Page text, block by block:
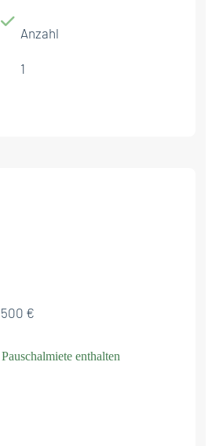
Anzahl
1
€
enthalten